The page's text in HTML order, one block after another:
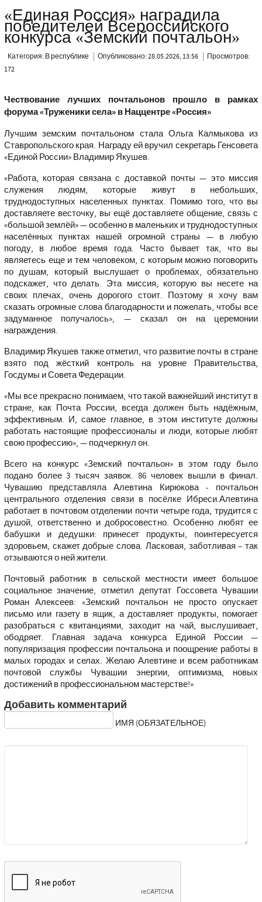
«Единая Россия» наградила
победителей Всероссийского
конкурса «Земский почтальон»
Категория: В республике Опубликовано: 28.05.2026, 13:56
Просмотров:
172
Чествование лучших почтальонов прошло в рамках
форума «Труженики села» в Наццентре «Россия»
Лучшим земским почтальоном стала Ольга Калмыкова из
Ставропольского края. Награду ей вручил секретарь Генсовета
«Единой России» Владимир Якушев.
«Работа, которая связана с доставкой почты — это миссия
служения людям, которые живут в небольших,
труднодоступных населенных пунктах. Помимо того, что вы
доставляете весточку, вы ещё доставляете общение, связь с
«большой землёй» — особенно в маленьких и труднодоступных
населённых пунктах нашей огромной страны — в любую
погоду, в любое время года. Часто бывает так, что вы
являетесь еще и тем человеком, с которым можно поговорить
по душам, который выслушает о проблемах, обязательно
подскажет, что делать. Эта миссия, которую вы несете на
своих плечах, очень дорогого стоит. Поэтому я хочу вам
сказать огромные слова благодарности и пожелать, чтобы все
задуманное получалось», — сказал он на церемонии
награждения.
Владимир Якушев также отметил, что развитие почты в стране
взято под жёсткий контроль на уровне Правительства,
Госдумы и Совета Федерации.
«Мы все прекрасно понимаем, что такой важнейший институт в
стране, как Почта России, всегда должен быть надёжным,
эффективным. И, самое главное, в этом институте должны
работать настоящие профессионалы и люди, которые любят
свою профессию», — подчеркнул он.
Всего на конкурс «Земский почтальон» в этом году было
подано более 3 тысяч заявок. 86 человек вышли в финал.
Чувашию представляла Алевтина Кирюкова - почтальон
центрального отделения связи в посёлке Ибреси.Алевтина
работает в почтовом отделении почти четыре года, трудится с
душой, ответственно и добросовестно. Особенно любят ее
бабушки и дедушки: принесет продукты, поинтересуется
здоровьем, скажет добрые слова. Ласковая, заботливая – так
отзываются о ней жители.
Почтовый работник в сельской местности имеет большое
социальное значение, отметил депутат Госсовета Чувашии
Роман Алексеев: «Земский почтальон не просто опускает
письмо или газету в ящик, а доставляет продукты, помогает
разобраться с квитанциями, заходит на чай, выслушивает,
ободряет. Главная задача конкурса Единой России —
популяризация профессии почтальона и поощрение работы в
малых городах и селах. Желаю Алевтине и всем работникам
почтовой службы Чувашии энергии, оптимизма, новых
достижений в профессиональном мастерстве!»
Добавить комментарий
ИМЯ (ОБЯЗАТЕЛЬНОЕ)